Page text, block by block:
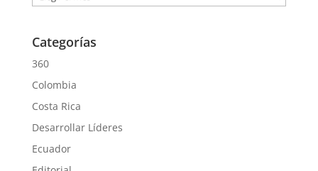
Categorías
360
Colombia
Costa Rica
Desarrollar Líderes
Ecuador